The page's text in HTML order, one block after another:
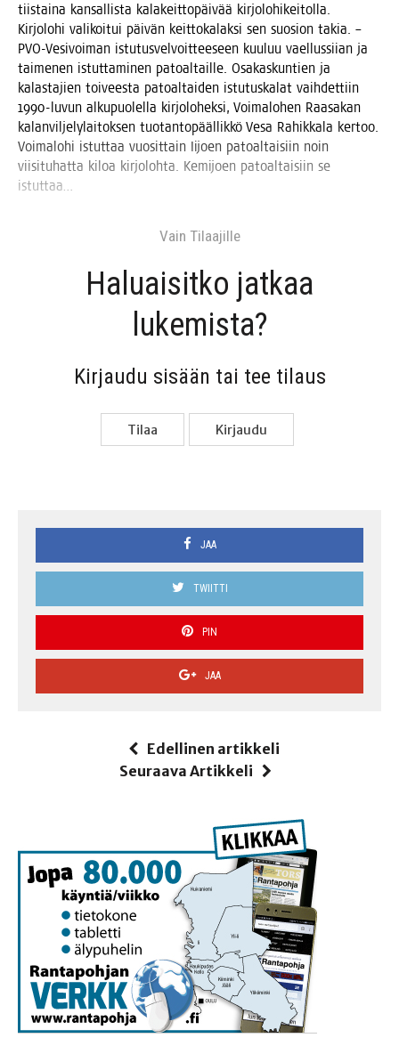
tiis­tai­na kan­sal­lis­ta kala­keit­to­päi­vää kir­jo­lo­hi­kei­tol­la.
Kir­jo­lo­hi vali­koi­tui päi­vän keit­to­ka­lak­si sen suo­sion takia. –
PVO-Vesi­voi­man istu­tus­vel­voit­tee­seen kuu­luu vael­lus­sii­an ja
tai­me­nen istut­ta­mi­nen patoal­tail­le. Osa­kas­kun­tien ja
kalas­ta­jien toi­vees­ta patoal­tai­den istu­tus­ka­lat vaih­det­tiin
1990-luvun alku­puo­lel­la kir­jo­lo­hek­si, Voi­ma­lo­hen Raa­sa­kan
kalan­vil­je­ly­lai­tok­sen tuo­tan­to­pääl­lik­kö Vesa Rahik­ka­la ker­too.
Voi­ma­lo­hi istut­taa vuo­sit­tain Iijoen patoal­tai­siin noin
vii­si­tu­hat­ta kiloa kir­jo­loh­ta. Kemi­joen patoal­tai­siin se
istuttaa…
Vain Tilaa­jil­le
Haluai­sit­ko jat­kaa
lukemista?
Kir­jau­du sisään tai tee tilaus
Tilaa Kir­jau­du
JAA
TWIITTI
PIN
JAA
Edellinen artikkeli
Seuraava Artikkeli